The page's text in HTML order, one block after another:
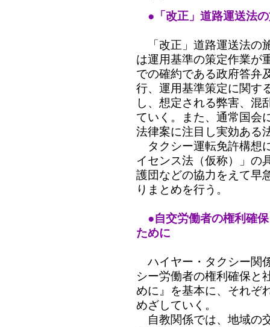
●「改正」道路運送法
「改正」道路運送法の
は運用基準の策定作業が
での確約である政府答弁
行、運用基準策定に関す
し、想定される弊害、混
ていく。また、通常国会
法律案に注目し実効ある
タクシー運転免許構想
イセンス法（仮称）」の
護団などの協力をえて早
りまとめを行う。
●自交労働者の権利確
ために
ハイヤー・タクシー関
シー労働者の権利確保と
めに』を基本に、それぞ
めざしていく。
自教関係では、地域の